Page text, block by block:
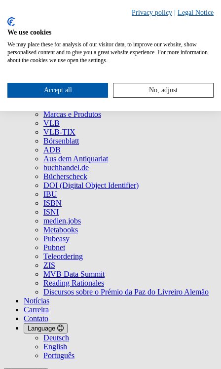
Quem Somos
Empresa
Redes Sociais
Serviço
Marcas e Produtos
VLB
VLB-TIX
Börsenblatt
ADB
Aus dem Antiquariat
buchhandel.de
Bücherscheck
DOI (Digital Object Identifier)
IBU
ISBN
ISNI
medien.jobs
Metabooks
Pubeasy
Pubnet
Teleordering
ZIS
MVB Data Summit
Reading Rationales
Discursos sobre o Prémio da Paz do Livreiro Alemão
Notícias
Carreira
Contato
Language
Deutsch
English
Português
Privacy policy Legal Notice
We use cookies
We may place these for analysis of our visitor data, to improve our website, show
personalised content and to give you a great website experience. For more information
about the cookies we use open the settings.
Accept all No, adjust